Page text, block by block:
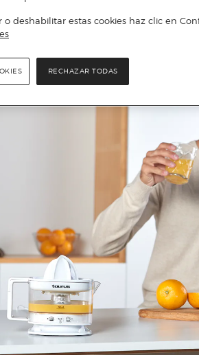
Más info
deshabilitar estas cookies haz clic en
RECHAZAR TODAS